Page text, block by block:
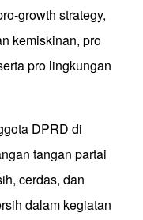
growth strategy,
kemiskinan, pro
pro lingkungan
DPRD di
tangan partai
cerdas, dan
dalam kegiatan